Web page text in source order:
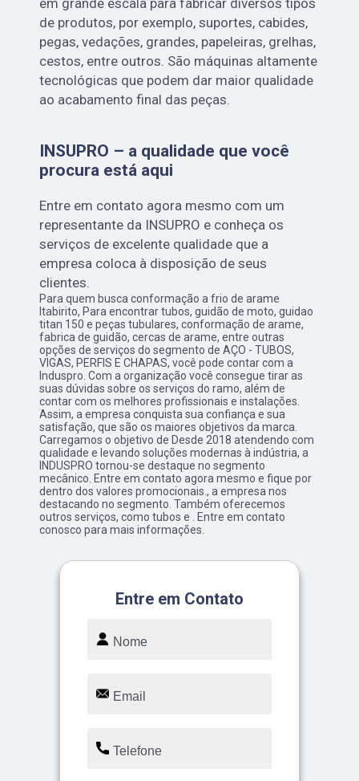
em grande escala para fabricar diversos tipos
de produtos, por exemplo, suportes, cabides,
pegas, vedações, grandes, papeleiras, grelhas,
cestos, entre outros. São máquinas altamente
tecnológicas que podem dar maior qualidade
ao acabamento final das peças.
INSUPRO – a qualidade que você
procura está aqui
Entre em contato agora mesmo com um
representante da INSUPRO e conheça os
serviços de excelente qualidade que a
empresa coloca à disposição de seus
clientes.
Para quem busca conformação a frio de arame
Itabirito, Para encontrar tubos, guidão de moto, guidao
titan 150 e peças tubulares, conformação de arame,
fabrica de guidão, cercas de arame, entre outras
opções de serviços do segmento de AÇO - TUBOS,
VIGAS, PERFIS E CHAPAS, você pode contar com a
Induspro. Com a organização você consegue tirar as
suas dúvidas sobre os serviços do ramo, além de
contar com os melhores profissionais e instalações.
Assim, a empresa conquista sua confiança e sua
satisfação, que são os maiores objetivos da marca.
Carregamos o objetivo de Desde 2018 atendendo com
qualidade e levando soluções modernas à indústria, a
INDUSPRO tornou-se destaque no segmento
mecânico. Entre em contato agora mesmo e fique por
dentro dos valores promocionais., a empresa nos
destacando no segmento. Também oferecemos
outros serviços, como tubos e . Entre em contato
conosco para mais informações.
Entre em Contato